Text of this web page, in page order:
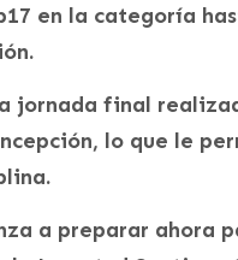
en la categoría
jornada final
lo que le
a preparar ahora